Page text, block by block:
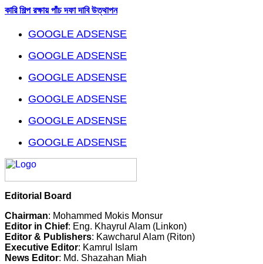
কারি শিল্প রক্ষায় পাঁচ দফা দাবি উত্থাপন
GOOGLE ADSENSE
GOOGLE ADSENSE
GOOGLE ADSENSE
GOOGLE ADSENSE
GOOGLE ADSENSE
GOOGLE ADSENSE
Editorial Board
Chairman: Mohammed Mokis Monsur
Editor in Chief: Eng. Khayrul Alam (Linkon)
Editor & Publishers: Kawcharul Alam (Riton)
Executive Editor: Kamrul Islam
News Editor: Md. Shazahan Miah